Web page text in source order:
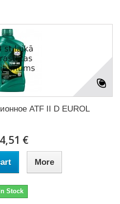
ATF II D EUROL
€
More
In Stock